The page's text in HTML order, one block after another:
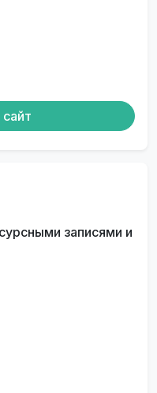
записями и